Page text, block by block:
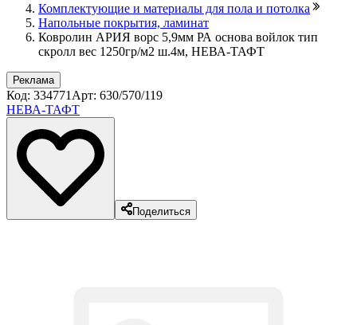
Комплектующие и материалы для пола и потолка
Напольные покрытия, ламинат
Ковролин АРИЯ ворс 5,9мм РА основа войлок тип
скролл вес 1250гр/м2 ш.4м, НЕВА-ТАФТ
Реклама
Код: 334771 Арт: 630/570/119
НЕВА-ТАФТ
Поделиться